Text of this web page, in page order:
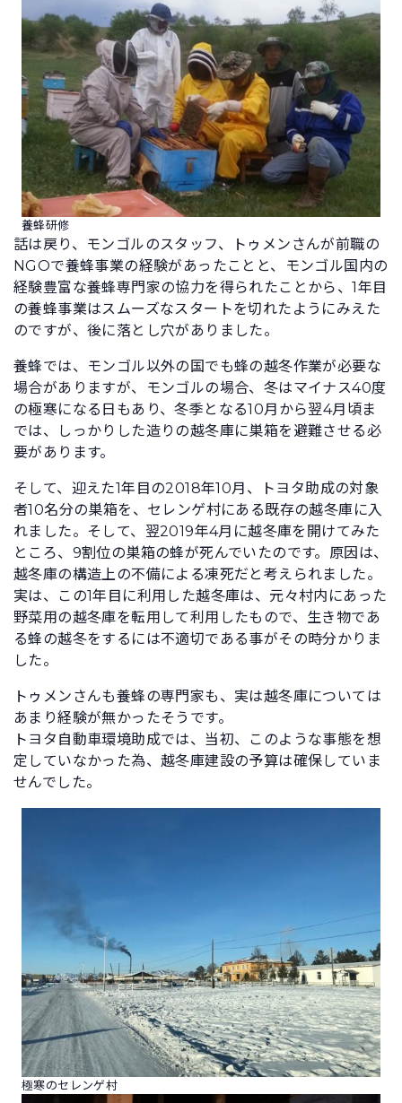
養蜂研修
話は戻り、モンゴルのスタッフ、トゥメンさんが前職の
NGOで養蜂事業の経験があったことと、モンゴル国内の
経験豊富な養蜂専門家の協力を得られたことから、1年目
の養蜂事業はスムーズなスタートを切れたようにみえた
のですが、後に落とし穴がありました。
養蜂では、モンゴル以外の国でも蜂の越冬作業が必要な
場合がありますが、モンゴルの場合、冬はマイナス40度
の極寒になる日もあり、冬季となる10月から翌4月頃ま
では、しっかりした造りの越冬庫に巣箱を避難させる必
要があります。
そして、迎えた1年目の2018年10月、トヨタ助成の対象
者10名分の巣箱を、セレンゲ村にある既存の越冬庫に入
れました。そして、翌2019年4月に越冬庫を開けてみた
ところ、9割位の巣箱の蜂が死んでいたのです。原因は、
越冬庫の構造上の不備による凍死だと考えられました。
実は、この1年目に利用した越冬庫は、元々村内にあった
野菜用の越冬庫を転用して利用したもので、生き物であ
る蜂の越冬をするには不適切である事がその時分かりま
した。
トゥメンさんも養蜂の専門家も、実は越冬庫については
あまり経験が無かったそうです。
トヨタ自動車環境助成では、当初、このような事態を想
定していなかった為、越冬庫建設の予算は確保していま
せんでした。
極寒のセレンゲ村